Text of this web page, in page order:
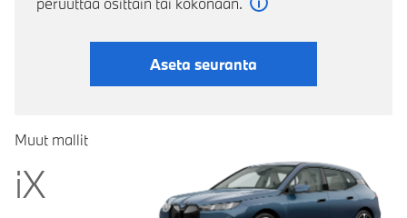
Aseta seuranta
Muut mallit
iX